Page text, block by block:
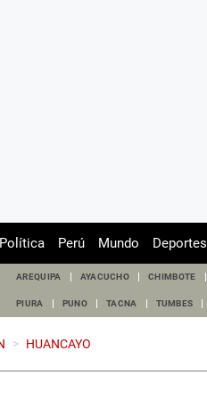
Política Perú Mundo Deportes
AREQUIPA AYACUCHO CHIMBOTE
PIURA PUNO TACNA TUMBES
> HUANCAYO